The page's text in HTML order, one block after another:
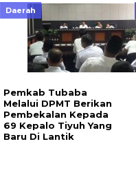
Daerah
Pemkab Tubaba
Melalui DPMT Berikan
Pembekalan Kepada
69 Kepalo Tiyuh Yang
Baru Di Lantik